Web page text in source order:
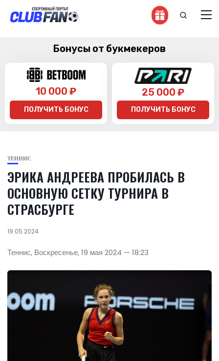
Бонусы от букмекеров
10 000 ₽
ПОЛУЧИТЬ БОНУС
25 000 ₽
ПОЛУЧИТЬ БОНУС
ТЕННИС
ЭРИКА АНДРЕЕВА ПРОБИЛАСЬ В
ОСНОВНУЮ СЕТКУ ТУРНИРА В
СТРАСБУРГЕ
19.05.2024
Теннис, Воскресенье, 19 мая 2024 — 18:23